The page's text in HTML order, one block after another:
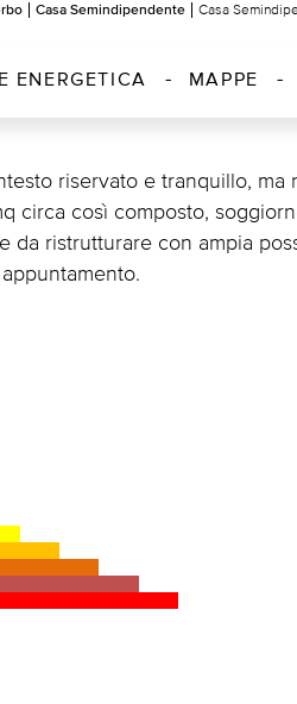
Casa Semindipendente Casa
ENERGETICA MAPPE
riservato e tranquillo,
circa così composto,
da ristrutturare con ampia